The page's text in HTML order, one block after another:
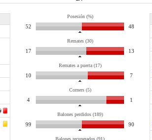
Posesión (%)
52 48
Remates (30)
17 13
Remates a puerta (17)
10 7
Corners (5)
4 1
Balones perdidos (189)
99 90
Balones recuperados (91)